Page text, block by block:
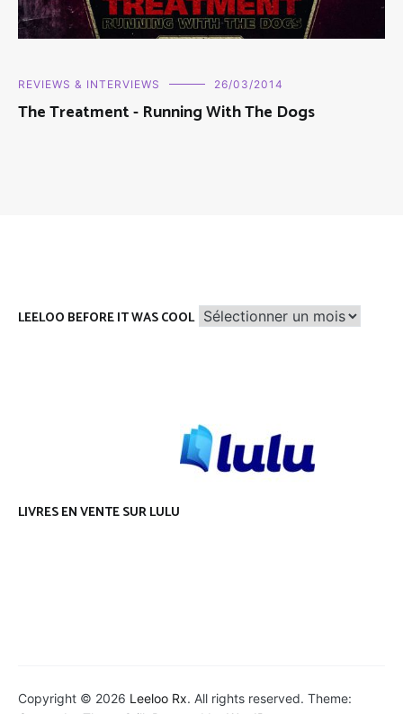
REVIEWS & INTERVIEWS 26/03/2014
The Treatment - Running With The Dogs
LEELOO BEFORE IT WAS COOL Leeloo
LIVRES EN VENTE SUR LULU
Copyright © 2026 Leeloo Rx. All rights reserved. Theme: